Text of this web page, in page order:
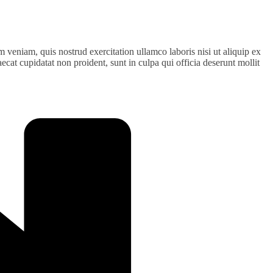
veniam, quis nostrud exercitation ullamco laboris nisi ut aliquip ex
cupidatat non proident, sunt in culpa qui officia deserunt mollit